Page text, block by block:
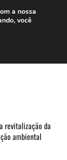
revitalização da
ambiental
a nossa
você